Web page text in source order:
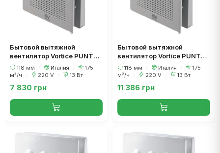
Бытовой вытяжной
вентилятор Vortice PUNTO
EVO ME 120/5 LL T (таймер)
118 мм Италия
175
м³/ч
220 V 13 Вт
7 830 грн
Бытовой вытяжной
вентилятор Vortice PUNTO
EVO ME 120/5 LL TP HCS
(датчик влажности)
118 мм Италия
175
м³/ч
220 V 13 Вт
11 386 грн